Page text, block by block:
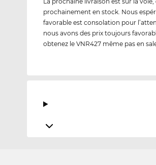
prochainement en stock. Nous
favorable est consolation pour
nous avons des prix toujours
obtenez le VNR427 même pas en